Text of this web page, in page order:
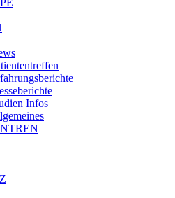
Infos